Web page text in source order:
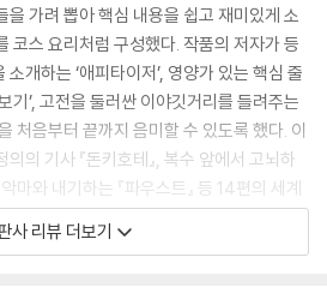
을 가려 뽑아 핵심 내용을 쉽고 재미있게 소
코스 요리처럼 구성했다. 작품의 저자가 등
개하는 ‘애피타이저’, 영양가 있는 핵심 줄
기’, 고전을 둘러싼 이야깃거리를 들려주는
처음부터 끝까지 음미할 수 있도록 했다. 이
의 기사 『돈키호테』, 복수 앞에서 고뇌하
마와 내기하는 『파우스트』 등 14편의 세계
사 리뷰 더보기